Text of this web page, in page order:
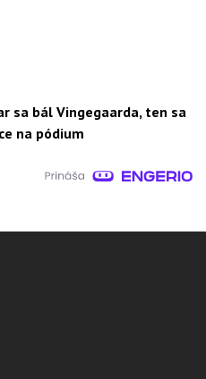
sa bál Vingegaarda, ten sa
na pódium